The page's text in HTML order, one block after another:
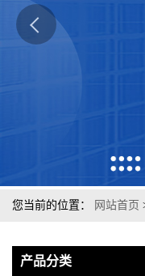
您当前的位置： 网站首页
产品分类